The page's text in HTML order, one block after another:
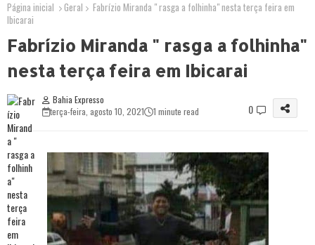
Página inicial Geral
Fabrízio Miranda " rasga a folhinha" nesta terça feira em
Ibicarai
Fabrízio Miranda " rasga a folhinha"
nesta terça feira em Ibicarai
Bahia Expresso
terça-feira, agosto 10, 2021
1 minute read 0